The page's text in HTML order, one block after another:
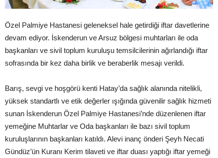
Özel Palmiye Hastanesi geleneksel hale getirdiği iftar davetlerine
devam ediyor. İskenderun ve Arsuz bölgesi muhtarları ile oda
başkanları ve sivil toplum kuruluşu temsilcilerinin ağırlandığı iftar
sofrasında bir kez daha birlik ve beraberlik mesajı verildi.
Barış, sevgi ve hoşgörü kenti Hatay’da sağlık alanında nitelikli,
yüksek standartlı ve etik değerler ışığında güvenilir sağlık hizmeti
sunan İskenderun Özel Palmiye Hastanesi’nde düzenlenen iftar
yemeğine Muhtarlar ve Oda başkanları ile bazı sivil toplum
kuruluşlarının başkanları katıldı. Alevi inanç önderi Şeyh Necati
Gündüz’ün Kuranı Kerim tilaveti ve iftar duası yaptığı iftar yemeği